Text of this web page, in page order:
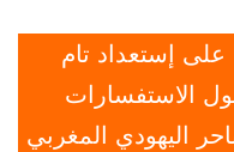
على إستعداد تام
الاستفسارات
اليهودي المغربي